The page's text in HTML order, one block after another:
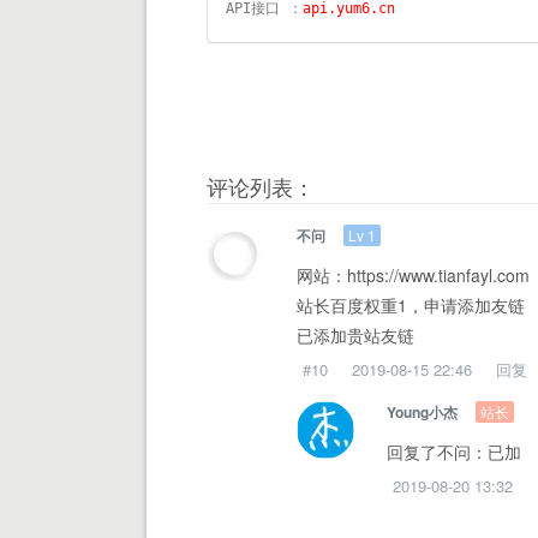
API接口 ： api.yum6.cn
评论列表：
不问 Lv 1
网站：https://www.tianfayl.com
站长百度权重1，申请添加友链
已添加贵站友链
#10 2019-08-15 22:46 回复
Young小杰 站长
回复了不问：已加
2019-08-20 13:32